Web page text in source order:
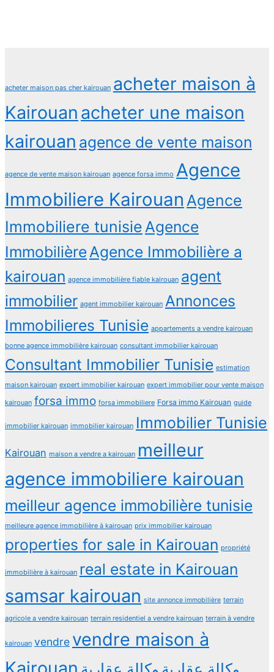
acheter maison pas cher kairouan acheter maison à
Kairouan acheter une maison
kairouan agence de vente maison
agence de vente maison kairouan agence forsa immo Agence
Immobiliere Kairouan Agence
Immobiliere tunisie Agence
Immobilière Agence Immobilière a
kairouan agence immobilière fiable kairouan agent
immobilier agent immobilier kairouan Annonces
Immobilieres Tunisie appartements a vendre kairouan
bonne agence immobilière kairouan consultant immobilier kairouan
Consultant Immobilier Tunisie estimation
maison kairouan expert immobilier kairouan expert immobilier pour vente maison
kairouan forsa immo forsa immobiliere Forsa immo Kairouan guide
immobilier kairouan immobilier kairouan Immobilier Tunisie
Kairouan maison a vendre a kairouan meilleur
agence immobiliere kairouan
meilleur agence immobilière tunisie
meilleure agence immobilière à kairouan prix immobilier kairouan
properties for sale in Kairouan propriété
immobilière à kairouan real estate in Kairouan
samsar kairouan site annonce immobilière terrain
agricole a vendre kairouan terrain residentiel a vendre kairouan terrain à vendre
kairouan vendre vendre maison à